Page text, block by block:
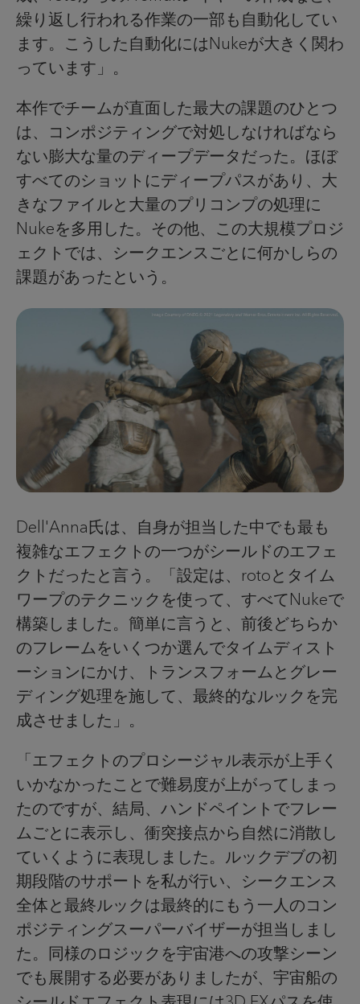
繰り返し行われる作業の一部も自動化してい
ます。こうした自動化にはNukeが大きく関わ
っています」。
本作でチームが直面した最大の課題のひとつ
は、コンポジティングで対処しなければなら
ない膨大な量のディープデータだった。ほぼ
すべてのショットにディープパスがあり、大
きなファイルと大量のプリコンプの処理に
Nukeを多用した。その他、この大規模プロジ
ェクトでは、シークエンスごとに何かしらの
課題があったという。
Dell'Anna氏は、自身が担当した中でも最も
複雑なエフェクトの一つがシールドのエフェ
クトだったと言う。「設定は、rotoとタイム
ワープのテクニックを使って、すべてNukeで
構築しました。簡単に言うと、前後どちらか
のフレームをいくつか選んでタイムディスト
ーションにかけ、トランスフォームとグレー
ディング処理を施して、最終的なルックを完
成させました」。
「エフェクトのプロシージャル表示が上手く
いかなかったことで難易度が上がってしまっ
たのですが、結局、ハンドペイントでフレー
ムごとに表示し、衝突接点から自然に消散し
ていくように表現しました。ルックデブの初
期段階のサポートを私が行い、シークエンス
全体と最終ルックは最終的にもう一人のコン
ポジティングスーパーバイザーが担当しまし
た。同様のロジックを宇宙港への攻撃シーン
でも展開する必要がありましたが、宇宙船の